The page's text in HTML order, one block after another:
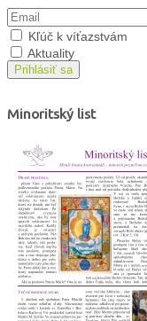
Kľúč k víťazstvám
Aktuality
Prihlásiť sa
Minoritský list